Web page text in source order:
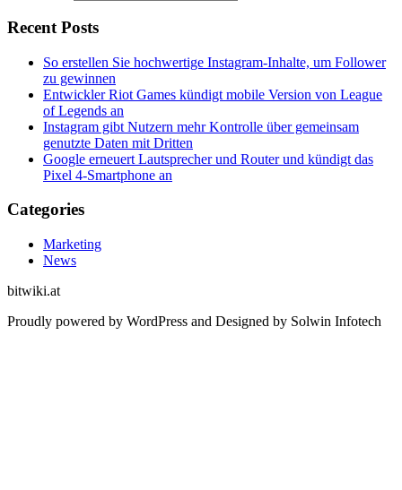
Recent Posts
So erstellen Sie hochwertige Instagram-Inhalte, um Follower
zu gewinnen
Entwickler Riot Games kündigt mobile Version von League
of Legends an
Instagram gibt Nutzern mehr Kontrolle über gemeinsam
genutzte Daten mit Dritten
Google erneuert Lautsprecher und Router und kündigt das
Pixel 4-Smartphone an
Categories
Marketing
News
bitwiki.at
Proudly powered by WordPress and Designed by Solwin Infotech